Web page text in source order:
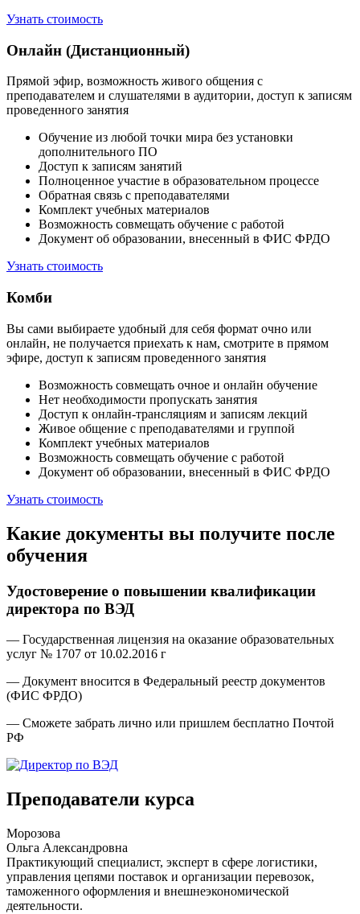
Узнать стоимость
Онлайн (Дистанционный)
Прямой эфир, возможность живого общения с
преподавателем и слушателями в аудитории, доступ к записям
проведенного занятия
Обучение из любой точки мира без установки
дополнительного ПО
Доступ к записям занятий
Полноценное участие в образовательном процессе
Обратная связь с преподавателями
Комплект учебных материалов
Возможность совмещать обучение с работой
Документ об образовании, внесенный в ФИС ФРДО
Узнать стоимость
Комби
Вы сами выбираете удобный для себя формат очно или
онлайн, не получается приехать к нам, смотрите в прямом
эфире, доступ к записям проведенного занятия
Возможность совмещать очное и онлайн обучение
Нет необходимости пропускать занятия
Доступ к онлайн-трансляциям и записям лекций
Живое общение с преподавателями и группой
Комплект учебных материалов
Возможность совмещать обучение с работой
Документ об образовании, внесенный в ФИС ФРДО
Узнать стоимость
Какие документы вы получите после
обучения
Удостоверение о повышении квалификации
директора по ВЭД
— Государственная лицензия на оказание образовательных
услуг № 1707 от 10.02.2016 г
— Документ вносится в Федеральный реестр документов
(ФИС ФРДО)
— Сможете забрать лично или пришлем бесплатно Почтой
РФ
Преподаватели курса
Морозова
Ольга Александровна
Практикующий специалист, эксперт в сфере логистики,
управления цепями поставок и организации перевозок,
таможенного оформления и внешнеэкономической
деятельности.